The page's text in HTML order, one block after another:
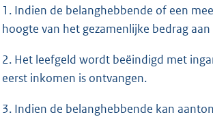
1. Indien de belanghebbende of een
hoogte van het gezamenlijke bedrag
2. Het leefgeld wordt beëindigd met
eerst inkomen is ontvangen.
3. Indien de belanghebbende kan